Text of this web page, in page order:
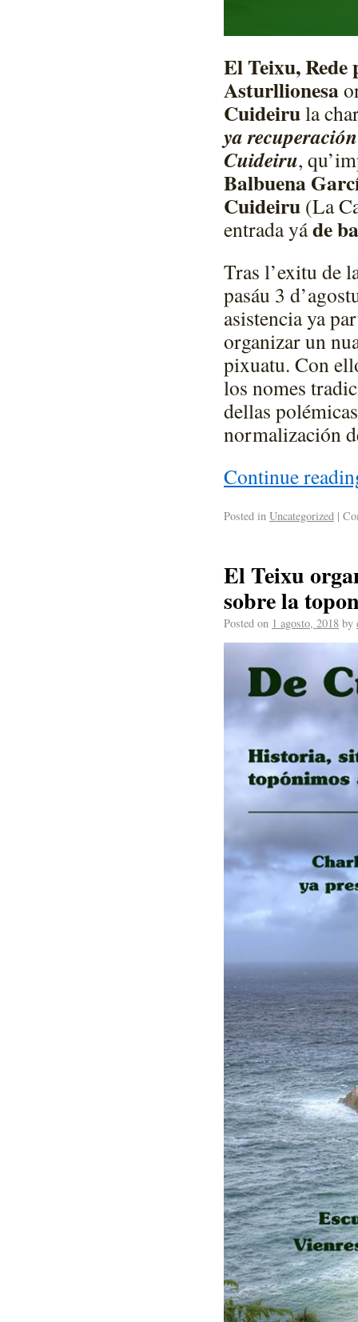
El Teixu,
Asturllionesa
Cuideirula
ya
Cuideiru,
Balbuena
Cuideiru (La
entrada yáde
Tras l’exitu de
pasáu 3
asistencia ya
organizar un
pixuatu. Con
los nomes
dellas
normalización
Continue
Posted in Uncategorized |
El Teixu
sobre la
Posted on 1 agosto, 2018 by